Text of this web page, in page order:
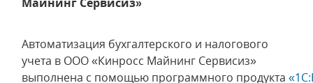
Автоматизация бухгалтерского и налогового
учета в ООО «Кинросс Майнинг Сервисиз»
выполнена с помощью программного продукта